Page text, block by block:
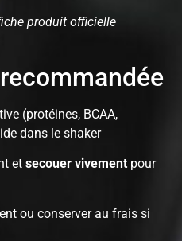
produit officielle
(protéines, BCAA,
dans le shaker
etsecouer vivement pour
ou conserver au frais si